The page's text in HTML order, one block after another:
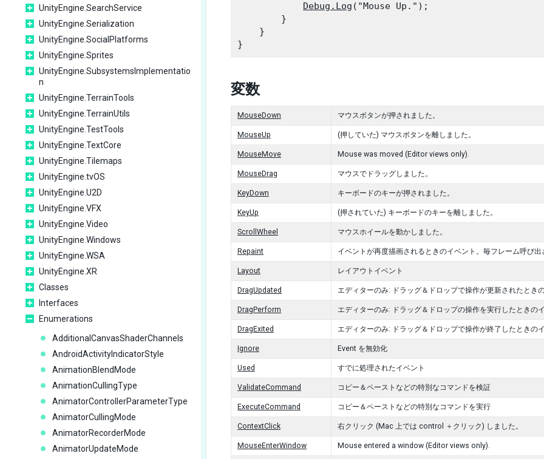
UnityEngine.SearchService
UnityEngine.Serialization
UnityEngine.SocialPlatforms
UnityEngine.Sprites
UnityEngine.SubsystemsImplementatio
n
UnityEngine.TerrainTools
UnityEngine.TerrainUtils
UnityEngine.TestTools
UnityEngine.TextCore
UnityEngine.Tilemaps
UnityEngine.tvOS
UnityEngine.U2D
UnityEngine.VFX
UnityEngine.Video
UnityEngine.Windows
UnityEngine.WSA
UnityEngine.XR
Classes
Interfaces
Enumerations
AdditionalCanvasShaderChannels
AndroidActivityIndicatorStyle
AnimationBlendMode
AnimationCullingType
AnimatorControllerParameterType
AnimatorCullingMode
AnimatorRecorderMode
AnimatorUpdateMode
Debug.Log ("Mouse Up.");
        }
    }
変数
MouseDown マウスボタンが押されました。
MouseUp (押していた) マウスボタンを離しました。
MouseMove Mouse was moved (Editor views only).
MouseDrag マウスでドラッグしました。
KeyDown キーボードのキーが押されました。
KeyUp (押されていた) キーボードのキーを離しました。
ScrollWheel マウスホイールを動かしました。
Repaint イベントが再度描画されるときのイベント。毎フレーム呼び出
Layout レイアウトイベント
DragUpdated エディターのみ: ドラッグ＆ドロップで操作が更新されたとき
DragPerform エディターのみ: ドラッグ＆ドロップの操作を実行したときの
DragExited エディターのみ: ドラッグ＆ドロップで操作が終了したときの
Ignore Event を無効化
Used すでに処理されたイベント
ValidateCommand コピー＆ペーストなどの特別なコマンドを検証
ExecuteCommand コピー＆ペーストなどの特別なコマンドを実行
ContextClick 右クリック (Mac 上では control ＋クリック) しました。
MouseEnterWindow Mouse entered a window (Editor views only).